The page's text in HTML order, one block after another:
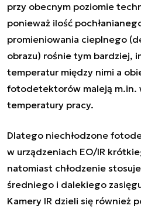
przy obecnym poziomie
ponieważ ilość
promieniowania cieplnego
obrazu) rośnie tym bardziej,
temperatur między nimi a
fotodetektorów maleją m.in.
temperatury pracy.
Dlatego niechłodzone
w urządzeniach EO/IR
natomiast chłodzenie
średniego i dalekiego
Kamery IR dzieli się również